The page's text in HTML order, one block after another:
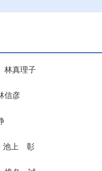
真理子
彦
上 彰